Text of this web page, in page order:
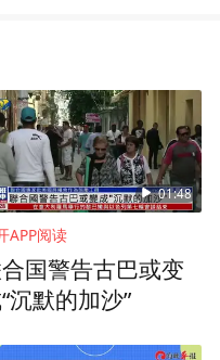
01:48
APP阅读
国警告古巴或变
沉默的加沙”